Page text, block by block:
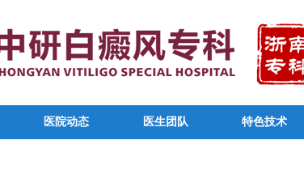
医院动态 医生团队 特色技术